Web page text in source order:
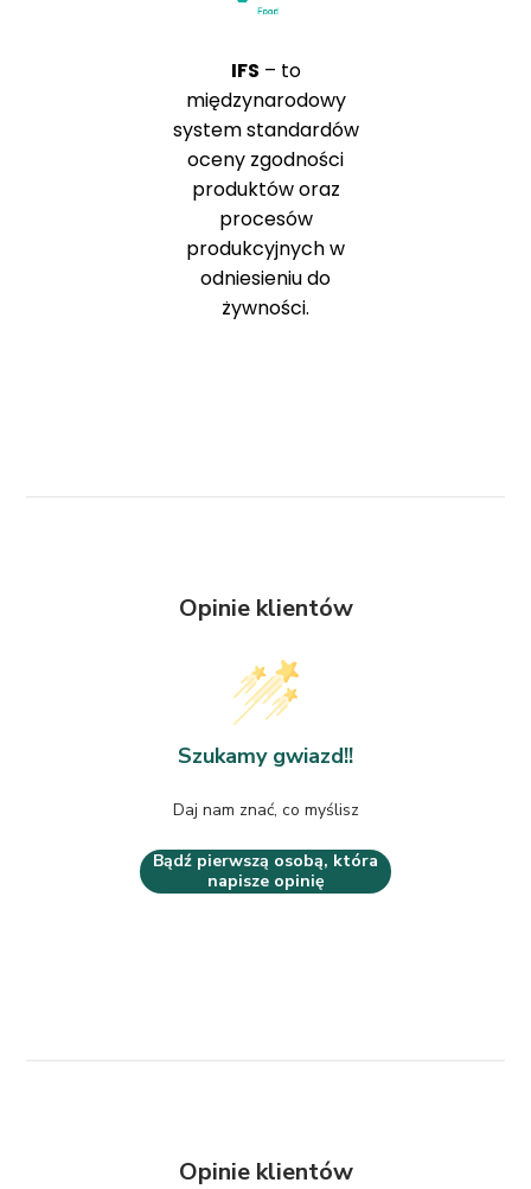
IFS – to
międzynarodowy
system standardów
oceny zgodności
produktów oraz
procesów
produkcyjnych w
odniesieniu do
żywności.
Opinie klientów
Szukamy gwiazd!!
Daj nam znać, co myślisz
Bądź pierwszą osobą, która
napisze opinię
Opinie klientów